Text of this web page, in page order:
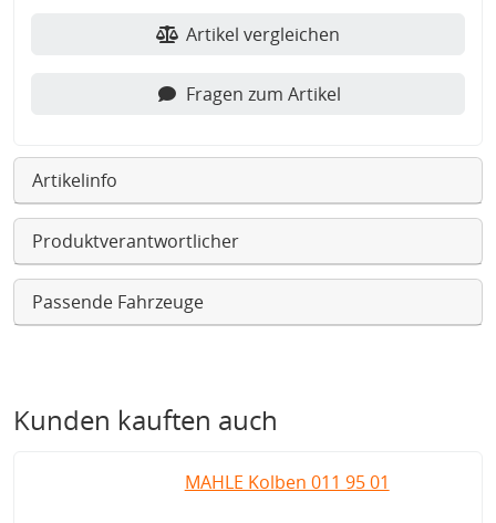
Artikel vergleichen
Fragen zum Artikel
Artikelinfo
Produktverantwortlicher
Passende Fahrzeuge
Kunden kauften auch
MAHLE Kolben 011 95 01